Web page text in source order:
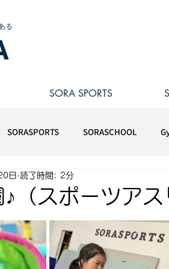
る
SORA SPORTS
SORASPORTS SORASCHOOL
（スポーツアス
日 読了時間: 2分